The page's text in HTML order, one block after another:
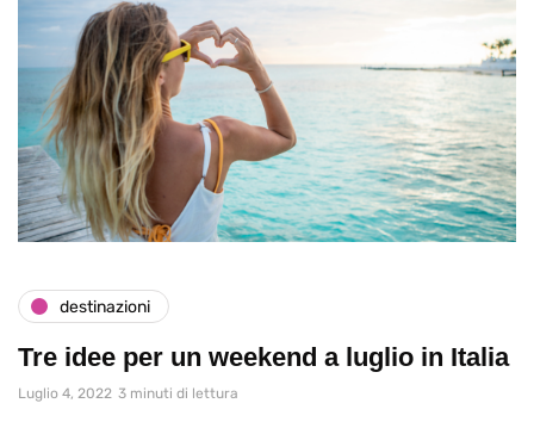
destinazioni
Tre idee per un weekend a luglio in Italia
Luglio 4, 2022 3 minuti di lettura